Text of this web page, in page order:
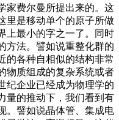
家费尔曼所提出来的。这
里是移动单个的原子所做
上最小的字之一了。同时
方法。譬如说重整化群的
的各种自相似的结构非常
物质组成的复杂系统或者
纪企业已经成为物理学的
量的推动下，我们看到有
。譬如说晶体管、集成电